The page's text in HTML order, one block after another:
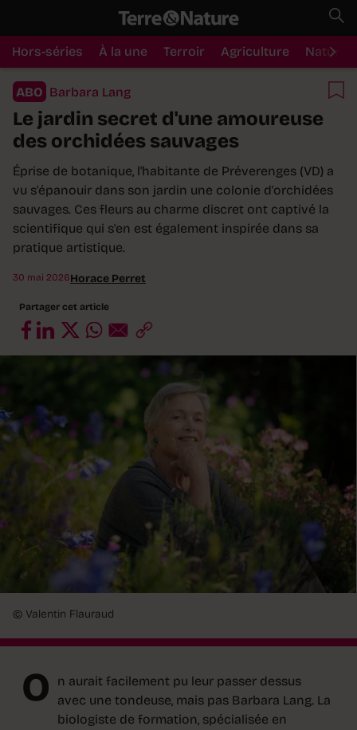
Hors-séries À la une Terroir Agriculture Nature
ABO Barbara Lang
Le jardin secret d'une amoureuse
des orchidées sauvages
Éprise de botanique, l'habitante de Préverenges (VD) a
vu s'épanouir dans son jardin une colonie d'orchidées
sauvages. Ces fleurs au charme discret ont captivé la
scientifique qui s'en est également inspirée dans sa
pratique artistique.
30 mai 2026Horace Perret
Partager cet article
© Valentin Flauraud
O
n aurait facilement pu leur passer dessus
avec une tondeuse, mais pas Barbara Lang. La
biologiste de formation, spécialisée en